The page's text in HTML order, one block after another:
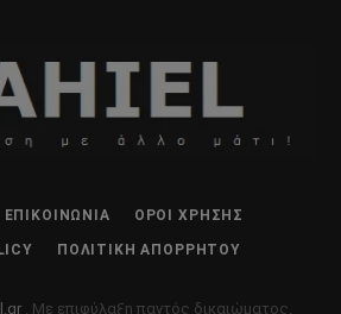
ΕΠΙΚΟΙΝΩΝΊΑ ΌΡΟΙ ΧΡΉΣΗΣ
ΠΟΛΙΤΙΚΉ ΑΠΟΡΡΉΤΟΥ
. Με επιφύλαξη παντός δικαιώματος.